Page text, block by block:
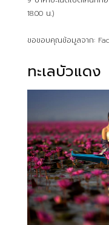
18.00 น.)
ขอขอบคุณข้อมูลจาก:
ทะเลบัวแดง